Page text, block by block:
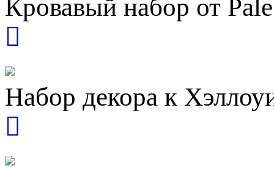
Кровавый набор от
Набор декора к